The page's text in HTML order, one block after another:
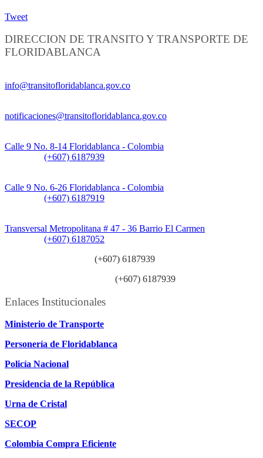
Tweet
DIRECCION DE TRANSITO Y TRANSPORTE DE
FLORIDABLANCA
info@transitofloridablanca.gov.co
notificaciones@transitofloridablanca.gov.co
Calle 9 No. 8-14 Floridablanca - Colombia
(+607) 6187939
Calle 9 No. 6-26 Floridablanca - Colombia
(+607) 6187919
Transversal Metropolitana # 47 - 36 Barrio El Carmen
(+607) 6187052
(+607) 6187939
(+607) 6187939
Enlaces Institucionales
Ministerio de Transporte
Personería de Floridablanca
Policía Nacional
Presidencia de la República
Urna de Cristal
SECOP
Colombia Compra Eficiente